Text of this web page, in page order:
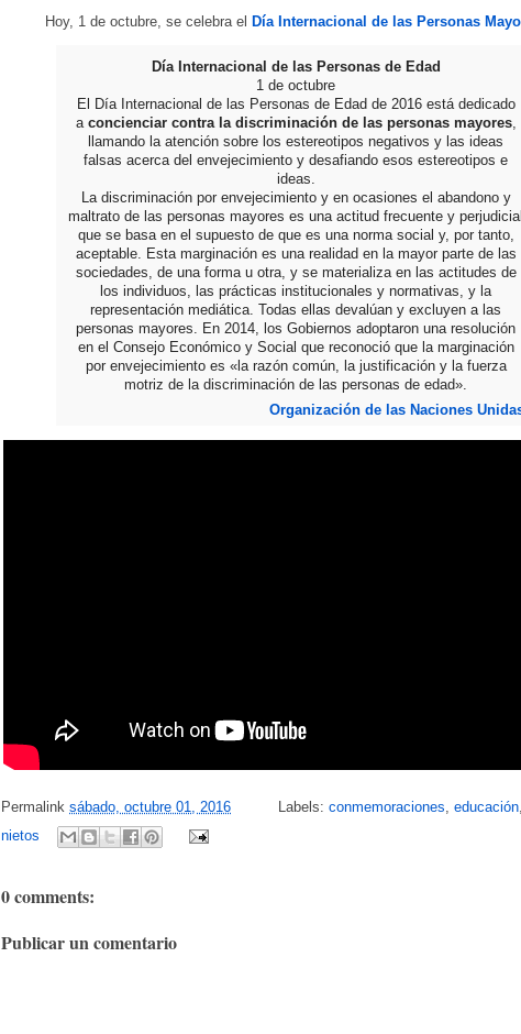
Hoy, 1 de octubre, se celebra el Día Internacional de las Personas
Día Internacional de las Personas de Edad
1 de octubre
El Día Internacional de las Personas de Edad de 2016 está dedicado
a concienciar contra la discriminación de las personas mayores,
llamando la atención sobre los estereotipos negativos y las ideas
falsas acerca del envejecimiento y desafiando esos estereotipos e
ideas.
La discriminación por envejecimiento y en ocasiones el abandono y
maltrato de las personas mayores es una actitud frecuente y perjudicial
que se basa en el supuesto de que es una norma social y, por tanto,
aceptable. Esta marginación es una realidad en la mayor parte de las
sociedades, de una forma u otra, y se materializa en las actitudes de
los individuos, las prácticas institucionales y normativas, y la
representación mediática. Todas ellas devalúan y excluyen a las
personas mayores. En 2014, los Gobiernos adoptaron una resolución
en el Consejo Económico y Social que reconoció que la marginación
por envejecimiento es «la razón común, la justificación y la fuerza
motriz de la discriminación de las personas de edad».
Organización de las Naciones
Permalink sábado, octubre 01, 2016 Labels: conmemoraciones, educación,
nietos
0 comments:
Publicar un comentario